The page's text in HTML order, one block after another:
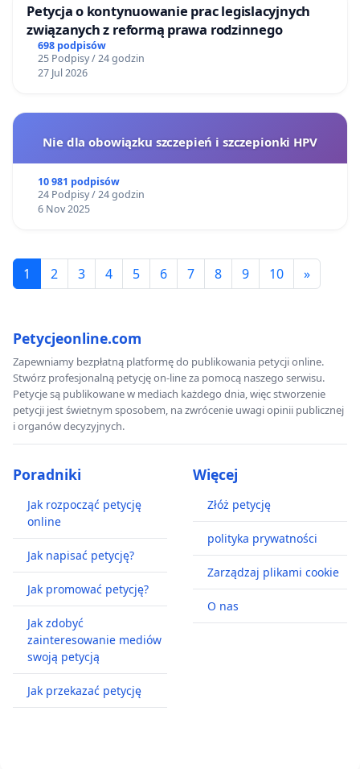
Petycja o kontynuowanie prac legislacyjnych
związanych z reformą prawa rodzinnego
698 podpisów
25 Podpisy / 24 godzin
27 Jul 2026
Nie dla obowiązku szczepień i szczepionki HPV
10 981 podpisów
24 Podpisy / 24 godzin
6 Nov 2025
1 2 3 4 5 6 7 8 9 10 »
Petycjeonline.com
Zapewniamy bezpłatną platformę do publikowania petycji online.
Stwórz profesjonalną petycję on-line za pomocą naszego serwisu.
Petycje są publikowane w mediach każdego dnia, więc stworzenie
petycji jest świetnym sposobem, na zwrócenie uwagi opinii publicznej
i organów decyzyjnych.
Poradniki
Jak rozpocząć petycję
online
Jak napisać petycję?
Jak promować petycję?
Jak zdobyć
zainteresowanie mediów
swoją petycją
Jak przekazać petycję
Więcej
Złóż petycję
polityka prywatności
Zarządzaj plikami cookie
O nas